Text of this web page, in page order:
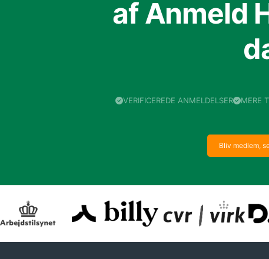
af Anmeld
VERIFICEREDE ANMELDELSER MERE
Bliv medlem,